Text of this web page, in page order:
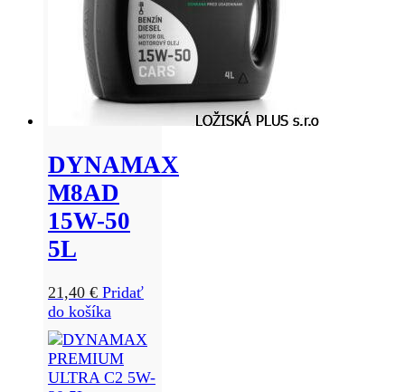
DYNAMAX
M8AD
15W-50
5L
21,40 € Pridať
do košíka